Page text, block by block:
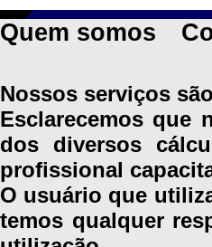
Quem somos
Nossos serviços
Esclarecemos que
dos diversos
profissional
O usuário que
temos qualquer